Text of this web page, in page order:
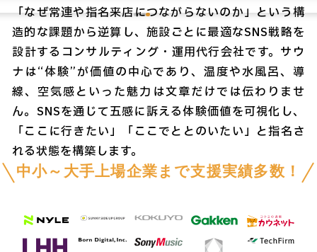
「なぜ常連や指名来店につながらないのか」という構
造的な課題から逆算し、施設ごとに最適なSNS戦略を
設計するコンサルティング・運用代行会社です。サウ
ナは“体験”が価値の中心であり、温度や水風呂、導
線、空気感といった魅力は文章だけでは伝わりませ
ん。SNSを通じて五感に訴える体験価値を可視化し、
「ここに行きたい」「ここでととのいたい」と指名さ
れる状態を構築します。
中小～大手上場企業まで支援実績多数！